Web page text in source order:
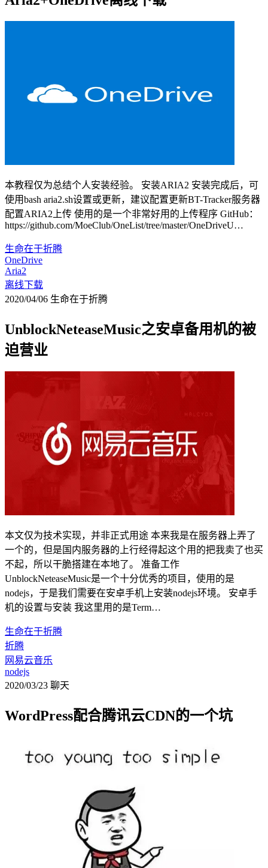
本教程仅为总结个人安装经验。 安装ARIA2 安装完成后，可
使用bash aria2.sh设置或更新，建议配置更新BT-Tracker服务器
配置ARIA2上传 使用的是一个非常好用的上传程序 GitHub：
https://github.com/MoeClub/OneList/tree/master/OneDriveU…
生命在于折腾
OneDrive
Aria2
离线下载
2020/04/06 生命在于折腾
UnblockNeteaseMusic之安卓备用机的被
迫营业
本文仅为技术实现，并非正式用途 本来我是在服务器上弄了
一个的，但是国内服务器的上行经得起这个用的把我卖了也买
不起，所以干脆搭建在本地了。 准备工作
UnblockNeteaseMusic是一个十分优秀的项目，使用的是
nodejs，于是我们需要在安卓手机上安装nodejs环境。 安卓手
机的设置与安装 我这里用的是Term…
生命在于折腾
折腾
网易云音乐
nodejs
2020/03/23 聊天
WordPress配合腾讯云CDN的一个坑